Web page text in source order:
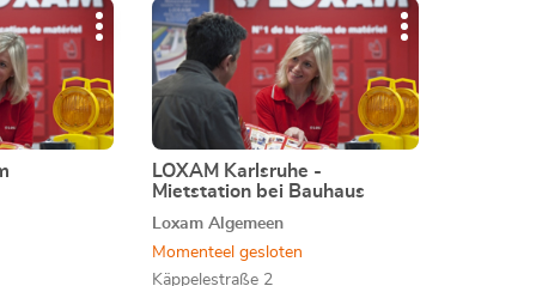
Meer
Druk
op
de
ENTER
toets
voor
meer
informatie
Agentschap:
LOXAM Karlsruhe -
Mietstation bei Bauhaus
Loxam Algemeen
Momenteel gesloten
Käppelestraße 2
Meer